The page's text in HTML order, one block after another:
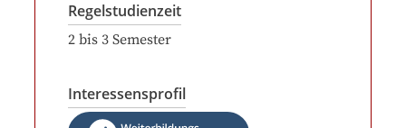
Regelstudienzeit
2 bis 3 Semester
Interessensprofil